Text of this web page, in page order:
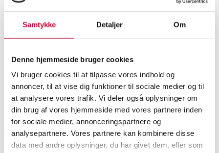
Samtykke Detaljer Om
Denne hjemmeside bruger cookies
Vi bruger cookies til at tilpasse vores indhold og
annoncer, til at vise dig funktioner til sociale medier og til
at analysere vores trafik. Vi deler også oplysninger om
din brug af vores hjemmeside med vores partnere inden
for sociale medier, annonceringspartnere og
analysepartnere. Vores partnere kan kombinere disse
data med andre oplysninger, du har givet dem, eller som
Orientalsk
Denne auktion er fortrudt
19/20 årh.
SHOWROOMVURDERING
3.800
VARENUMMER
6586749